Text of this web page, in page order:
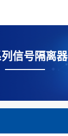
信号隔离器